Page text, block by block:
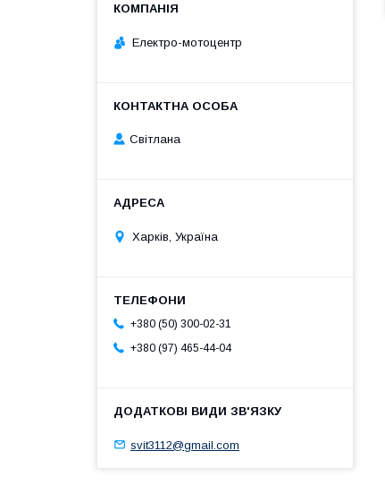
Електро-мотоцентр
Світлана
Харків, Україна
+380 (50) 300-02-31
+380 (97) 465-44-04
svit3112@gmail.com